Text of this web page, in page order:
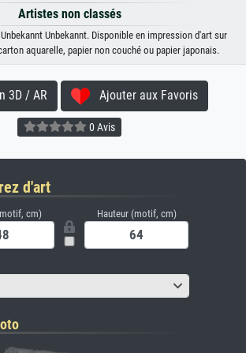
Artistes non classés
Unbekannt. Disponible en impression d'art sur
aquarelle, papier non couché ou papier japonais.
3D / AR Ajouter aux Favoris
0 Avis
d'art
cm) Hauteur (motif, cm)